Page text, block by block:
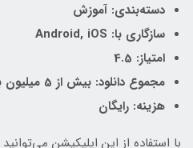
دسته‌بندی: آموزش
سازگاری با: Android, iOS
امتیاز: 4.5
مجموع دانلود: بیش از 5 میلیون بار
هزینه: رایگان